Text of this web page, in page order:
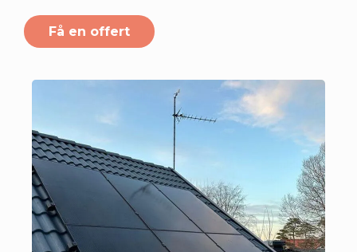
Få en offert